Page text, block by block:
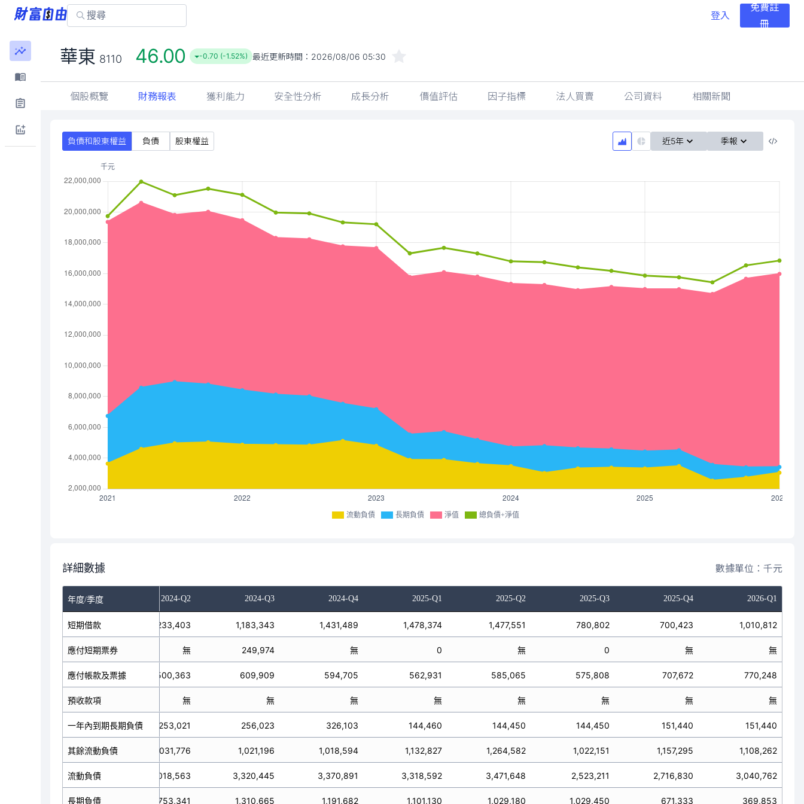
登入
免費註
冊
華東 8110 46.00 -0.70 (-1.52%) 最近更新時間： 2026/08/06 05:30
個股概覽 財務報表 獲利能力 安全性分析 成長分析 價值評估 因子指標 法人買賣 公司資料 相關新聞
負債和股東權益 負債 股東權益 近5年 季報
流動負債 長期負債 淨值 總負債+淨值
詳細數據 數據單位：千元
年度/季度
2024-Q1 2024-Q2 2024-Q3 2024-Q4 2025-Q1 2025-Q2 2025-Q3 2025-Q4 2026-Q1
短期借款
應付短期票券
應付帳款及票據
預收款項
一年內到期長期負債
其餘流動負債
流動負債
長期負債
1,009,916 1,233,403 1,183,343 1,431,489 1,478,374 1,477,551 780,802 700,423 1,010,812
199,924 無 249,974 無 0 無 0 無 無
534,349 500,363 609,909 594,705 562,931 585,065 575,808 707,672 770,248
無 無 無 無 無 無 無 無 無
829,177 253,021 256,023 326,103 144,460 144,450 144,450 151,440 151,440
899,205 1,031,776 1,021,196 1,018,594 1,132,827 1,264,582 1,022,151 1,157,295 1,108,262
3,472,571 3,018,563 3,320,445 3,370,891 3,318,592 3,471,648 2,523,211 2,716,830 3,040,762
1,223,504 1,753,341 1,310,665 1,191,682 1,101,130 1,029,180 1,029,450 671,333 369,853